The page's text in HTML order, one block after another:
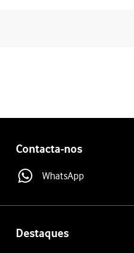
Contacta-nos
WhatsApp
Destaques